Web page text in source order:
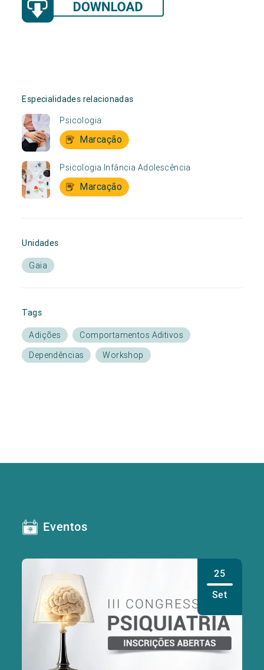
Especialidades relacionadas
Psicologia
Marcação
Psicologia Infância Adolescência
Marcação
Unidades
Gaia
Tags
Adições
Comportamentos Aditivos
Dependências
Workshop
Eventos
25
Set